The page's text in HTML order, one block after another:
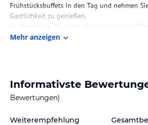
Frühstücksbuffets in den Tag und nehmen
Gastlichkeit zu genießen.
Im Herzen der Passauer Altstadt und nur 30m
Schiffsanlegestellen entfernt gelegen ist
Allgemeine und unverbindliche
Hoteliers-/Veranstalter-/
ohne Gewähr und ohne Prüfung durch
jeweiligen Veranstalters.
Mehr anzeigen
Informativste
Bewertungen)
Weiterempfehlung